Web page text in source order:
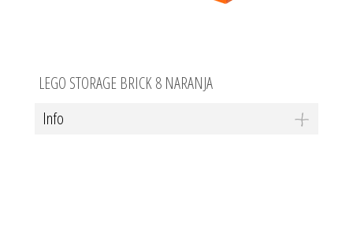
LEGO STORAGE BRICK 8 NARANJA
Info